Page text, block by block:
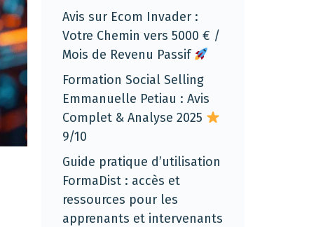
Avis sur Ecom Invader :
Votre Chemin vers 5000 € /
Mois de Revenu Passif
Formation Social Selling
Emmanuelle Petiau : Avis
Complet & Analyse 2025
9/10
Guide pratique d’utilisation
FormaDist : accès et
ressources pour les
apprenants et intervenants